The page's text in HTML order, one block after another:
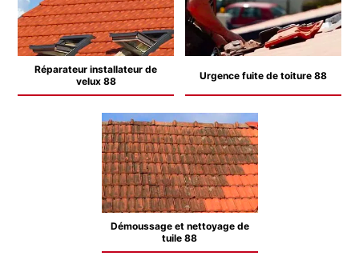
Réparateur installateur de
velux 88
Urgence fuite de toiture 88
Démoussage et nettoyage de
tuile 88